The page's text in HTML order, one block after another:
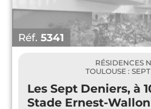
Réf. 5341
RÉSIDENCES
TOULOUSE :
Les Sept Deniers, à
Stade Ernest-Wallon